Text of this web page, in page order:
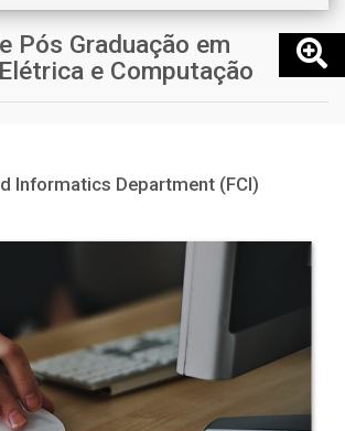
Pós Graduação em
e Computação
Informatics Department (FCI)